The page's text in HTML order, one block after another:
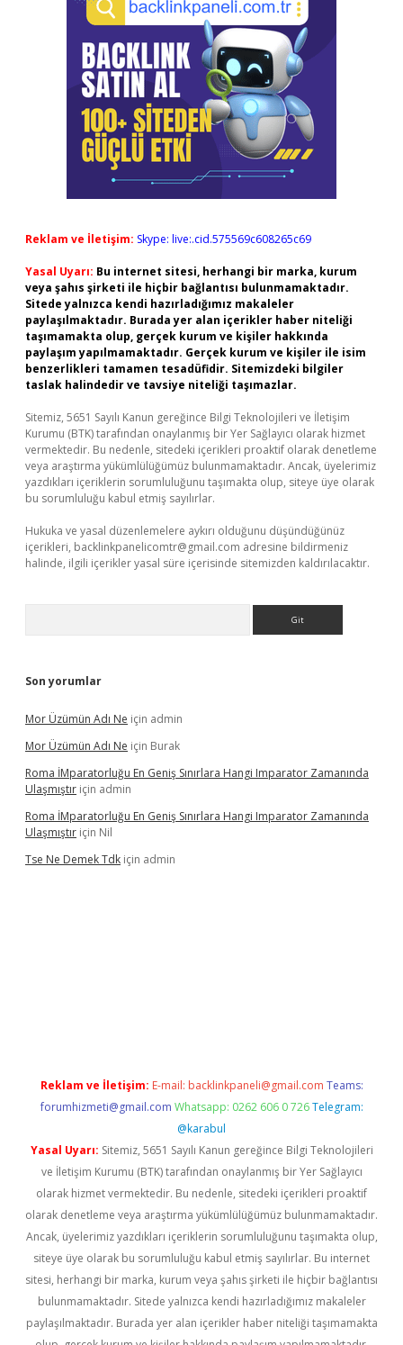
Reklam ve İletişim: Skype: live:.cid.575569c608265c69
Yasal Uyarı: Bu internet sitesi, herhangi bir marka, kurum
veya şahıs şirketi ile hiçbir bağlantısı bulunmamaktadır.
Sitede yalnızca kendi hazırladığımız makaleler
paylaşılmaktadır. Burada yer alan içerikler haber niteliği
taşımamakta olup, gerçek kurum ve kişiler hakkında
paylaşım yapılmamaktadır. Gerçek kurum ve kişiler ile isim
benzerlikleri tamamen tesadüfidir. Sitemizdeki bilgiler
taslak halindedir ve tavsiye niteliği taşımazlar.
Sitemiz, 5651 Sayılı Kanun gereğince Bilgi Teknolojileri ve İletişim
Kurumu (BTK) tarafından onaylanmış bir Yer Sağlayıcı olarak hizmet
vermektedir. Bu nedenle, sitedeki içerikleri proaktif olarak denetleme
veya araştırma yükümlülüğümüz bulunmamaktadır. Ancak, üyelerimiz
yazdıkları içeriklerin sorumluluğunu taşımakta olup, siteye üye olarak
bu sorumluluğu kabul etmiş sayılırlar.
Hukuka ve yasal düzenlemelere aykırı olduğunu düşündüğünüz
içerikleri, backlinkpanelicomtr@gmail.com adresine bildirmeniz
halinde, ilgili içerikler yasal süre içerisinde sitemizden kaldırılacaktır.
Son yorumlar
Mor Üzümün Adı Ne için admin
Mor Üzümün Adı Ne için Burak
Roma İMparatorluğu En Geniş Sınırlara Hangi Imparator Zamanında
Ulaşmıştır için admin
Roma İMparatorluğu En Geniş Sınırlara Hangi Imparator Zamanında
Ulaşmıştır için Nil
Tse Ne Demek Tdk için admin
Reklam ve İletişim: E-mail: backlinkpaneli@gmail.com Teams:
forumhizmeti@gmail.com Whatsapp: 0262 606 0 726 Telegram:
@karabul
Yasal Uyarı: Sitemiz, 5651 Sayılı Kanun gereğince Bilgi Teknolojileri
ve İletişim Kurumu (BTK) tarafından onaylanmış bir Yer Sağlayıcı
olarak hizmet vermektedir. Bu nedenle, sitedeki içerikleri proaktif
olarak denetleme veya araştırma yükümlülüğümüz bulunmamaktadır.
Ancak, üyelerimiz yazdıkları içeriklerin sorumluluğunu taşımakta olup,
siteye üye olarak bu sorumluluğu kabul etmiş sayılırlar. Bu internet
sitesi, herhangi bir marka, kurum veya şahıs şirketi ile hiçbir bağlantısı
bulunmamaktadır. Sitede yalnızca kendi hazırladığımız makaleler
paylaşılmaktadır. Burada yer alan içerikler haber niteliği taşımamakta